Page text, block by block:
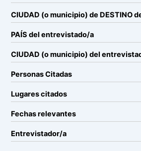
CIUDAD (o municipio) de DESTINO
PAÍS del entrevistado/a
CIUDAD (o municipio) del
Personas Citadas
Lugares citados
Fechas relevantes
Entrevistador/a